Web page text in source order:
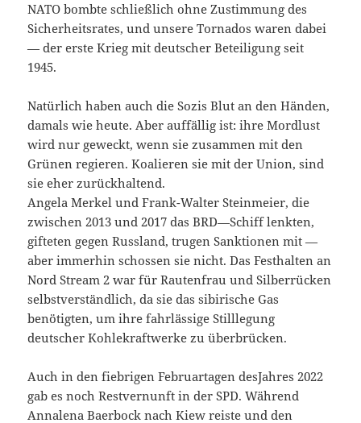
NATO bombte schließlich ohne Zustimmung des
Sicherheitsrates, und unsere Tornados waren dabei
— der erste Krieg mit deutscher Beteiligung seit
1945.
Natürlich haben auch die Sozis Blut an den Händen,
damals wie heute. Aber auffällig ist: ihre Mordlust
wird nur geweckt, wenn sie zusammen mit den
Grünen regieren. Koalieren sie mit der Union, sind
sie eher zurückhaltend.
Angela Merkel und Frank-Walter Steinmeier, die
zwischen 2013 und 2017 das BRD—Schiff lenkten,
gifteten gegen Russland, trugen Sanktionen mit —
aber immerhin schossen sie nicht. Das Festhalten an
Nord Stream 2 war für Rautenfrau und Silberrücken
selbstverständlich, da sie das sibirische Gas
benötigten, um ihre fahrlässige Stilllegung
deutscher Kohlekraftwerke zu überbrücken.
Auch in den fiebrigen Februartagen desJahres 2022
gab es noch Restvernunft in der SPD. Während
Annalena Baerbock nach Kiew reiste und den